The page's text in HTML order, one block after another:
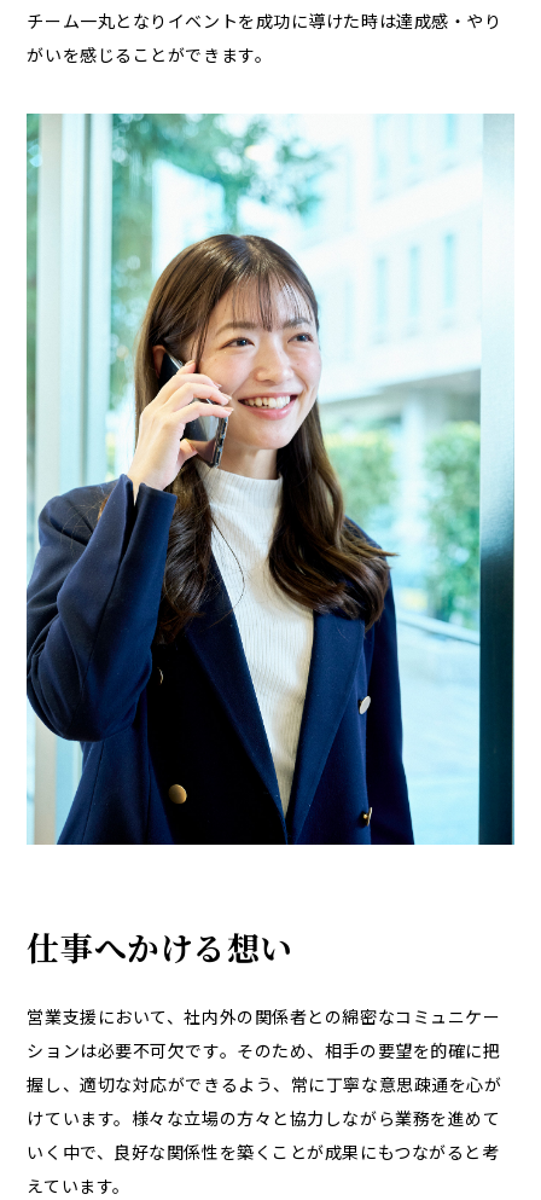
チーム一丸となりイベントを成功に導けた時は達成感・やり
がいを感じることができます。
仕事へかける想い
営業支援において、社内外の関係者との綿密なコミュニケー
ションは必要不可欠です。そのため、相手の要望を的確に把
握し、適切な対応ができるよう、常に丁寧な意思疎通を心が
けています。様々な立場の方々と協力しながら業務を進めて
いく中で、良好な関係性を築くことが成果にもつながると考
えています。